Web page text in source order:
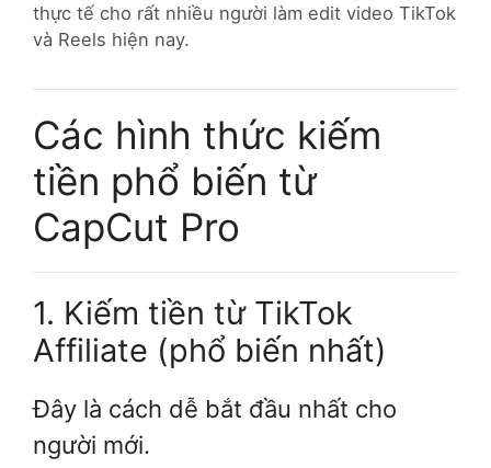
thực tế cho rất nhiều người làm edit video TikTok
và Reels hiện nay.
Các hình thức kiếm
tiền phổ biến từ
CapCut Pro
1. Kiếm tiền từ TikTok
Affiliate (phổ biến nhất)
Đây là cách dễ bắt đầu nhất cho
người mới.